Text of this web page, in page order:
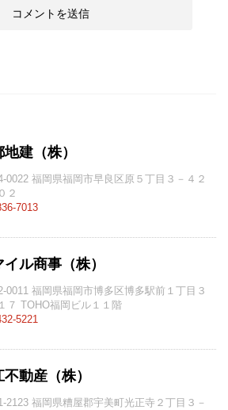
建（株）
0022 福岡県福岡市早良区原５丁目３－４２
２
7013
イル商事（株）
0011 福岡県福岡市博多区博多駅前１丁目３
７ TOHO福岡ビル１１階
5221
不動産（株）
2123 福岡県糟屋郡宇美町光正寺２丁目３－